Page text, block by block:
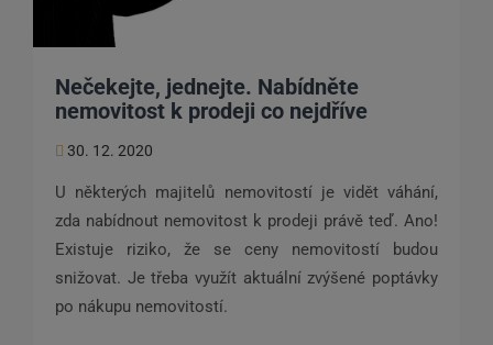
Nečekejte, jednejte. Nabídněte
nemovitost k prodeji co nejdříve
30. 12. 2020
U některých majitelů nemovitostí je vidět váhání,
zda nabídnout nemovitost k prodeji právě teď. Ano!
Existuje riziko, že se ceny nemovitostí budou
snižovat. Je třeba využít aktuální zvýšené poptávky
po nákupu nemovitostí.